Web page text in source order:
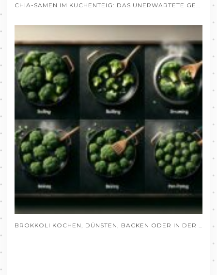
CHIA-SAMEN IM KUCHENTEIG: DAS UNERWARTETE GEHEIMNIS SAFTIGER BACKWAREN
BROKKOLI KOCHEN, DÜNSTEN, BACKEN ODER IN DER PFANNE ZUBEREITEN